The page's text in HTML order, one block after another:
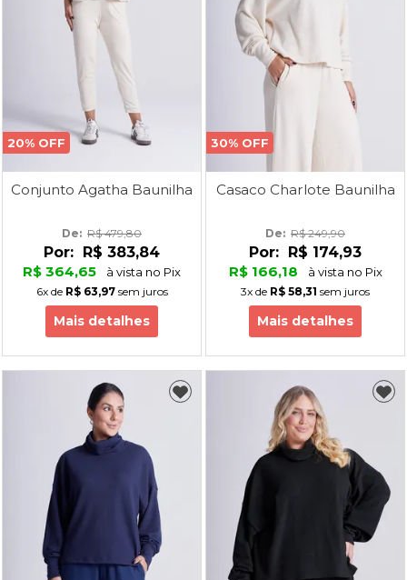
20% OFF
Conjunto Agatha Baunilha
De: R$ 479,80
Por: R$ 383,84
R$ 364,65
à vista no Pix
6xde R$ 63,97sem juros
Mais detalhes
30% OFF
Casaco Charlote Baunilha
De: R$ 249,90
Por: R$ 174,93
R$ 166,18
à vista no Pix
3x de R$ 58,31 sem juros
Mais detalhes